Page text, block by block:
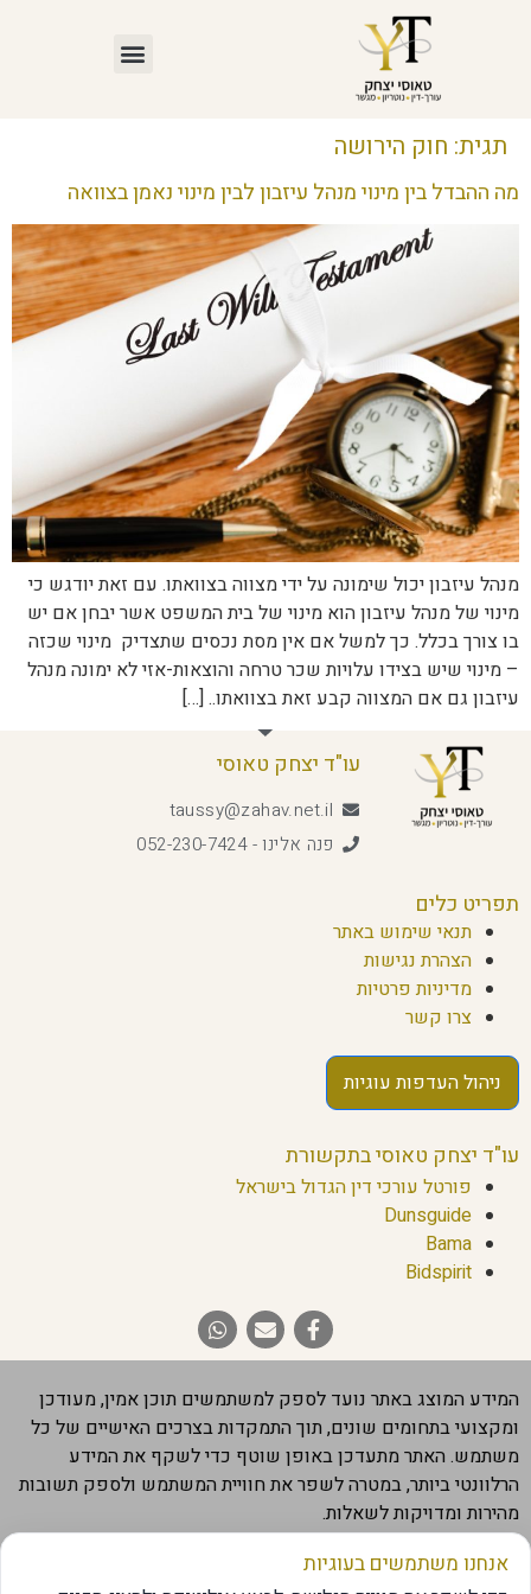
תגית: חוק הירושה
מה ההבדל בין מינוי מנהל עיזבון לבין מינוי נאמן בצוואה
מנהל עיזבון יכול שימונה על ידי מצווה בצוואתו. עם זאת יודגש כי
מינוי של מנהל עיזבון הוא מינוי של בית המשפט אשר יבחן אם יש
בו צורך בכלל. כך למשל אם אין מסת נכסים שתצדיק מינוי שכזה
– מינוי שיש בצידו עלויות שכר טרחה והוצאות-אזי לא ימונה מנהל
עיזבון גם אם המצווה קבע זאת בצוואתו.. […]
עו"ד יצחק טאוסי
taussy@zahav.net.il
פנה אלינו - 052-230-7424
תפריט כלים
תנאי שימוש באתר
הצהרת נגישות
מדיניות פרטיות
צרו קשר
ניהול העדפות עוגיות
עו"ד יצחק טאוסי בתקשורת
פורטל עורכי דין הגדול בישראל
Dunsguide
Bama
Bidspirit
המידע המוצג באתר נועד לספק למשתמשים תוכן אמין, מעודכן
ומקצועי בתחומים שונים, תוך התמקדות בצרכים האישיים של כל
משתמש. האתר מתעדכן באופן שוטף כדי לשקף את המידע
הרלוונטי ביותר, במטרה לשפר את חוויית המשתמש ולספק תשובות
מהירות ומדויקות לשאלות.
חשוב להבהיר שהמידע המוצג באתר מבוסס על מקורות מהימנים,
אך הוא אינו מחליף ייעוץ מקצועי בתחום. אנו ממליצים לבדוק את
אנחנו משתמשים בעוגיות